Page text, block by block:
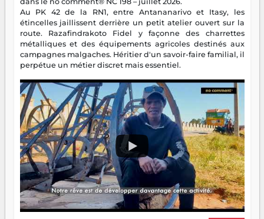
Au PK 42 de la RN1, entre Antananarivo et Itasy, les
étincelles jaillissent derrière un petit atelier ouvert sur la
route. Razafindrakoto Fidel y façonne des charrettes
métalliques et des équipements agricoles destinés aux
campagnes malgaches. Héritier d'un savoir-faire familial, il
perpétue un métier discret mais essentiel.